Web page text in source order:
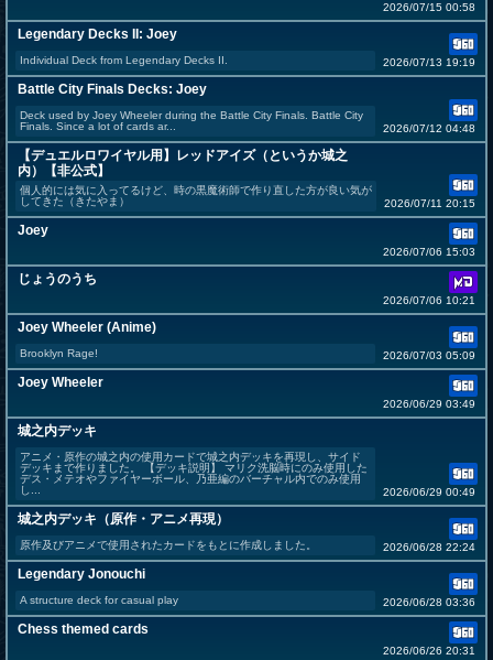
2026/07/15 00:58
Legendary Decks II: Joey
Individual Deck from Legendary Decks II. 2026/07/13 19:19
Battle City Finals Decks: Joey
Deck used by Joey Wheeler during the Battle City Finals. Battle City
Finals. Since a lot of cards ar...
2026/07/12 04:48
【デュエルロワイヤル用】レッドアイズ（というか城之
内）【非公式】
個人的には気に入ってるけど、時の黒魔術師で作り直した方が良い気が
してきた（きたやま）
2026/07/11 20:15
Joey
2026/07/06 15:03
じょうのうち
2026/07/06 10:21
Joey Wheeler (Anime)
Brooklyn Rage! 2026/07/03 05:09
Joey Wheeler
2026/06/29 03:49
城之内デッキ
アニメ・原作の城之内の使用カードで城之内デッキを再現し、サイド
デッキまで作りました。 【デッキ説明】 マリク洗脳時にのみ使用した
デス・メテオやファイヤーボール、乃亜編のバーチャル内でのみ使用
し...
2026/06/29 00:49
城之内デッキ（原作・アニメ再現）
原作及びアニメで使用されたカードをもとに作成しました。 2026/06/28 22:24
Legendary Jonouchi
A structure deck for casual play 2026/06/28 03:36
Chess themed cards
2026/06/26 20:31